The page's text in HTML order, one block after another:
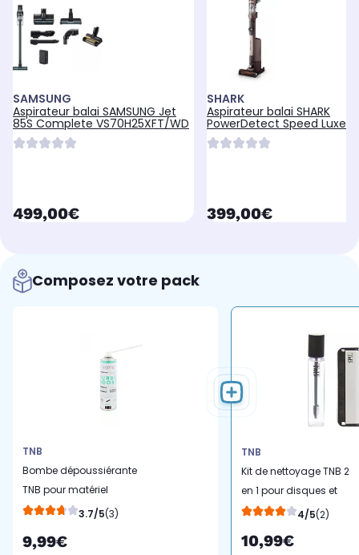
SAMSUNG
Aspirateur balai SAMSUNG Jet
85S Complete VS70H25XFT/WD
currentPrice
499,00€
SHARK
Aspirateur balai SHARK
PowerDetect Speed Luxe
Marron No
currentPrice
399,00€
Composez votre pack
TNB
Bombe dépoussiérante
TNB pour matériel
informatique3.7/5(3)
9,99€
TNB
Kit de nettoyage TNB 2
en 1 pour disques et
platines vinyles
4/5(2)
10,99€